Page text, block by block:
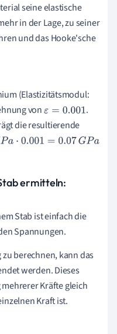
seine elastische
in der Lage, zu seiner
und das Hooke'sche
(Elastizitätsmodul:
vonε=0.001
.
die resultierende
ermitteln:
Stab ist einfach die
Spannungen.
berechnen, kann das
werden. Dieses
Kräfte gleich
Kraft ist.